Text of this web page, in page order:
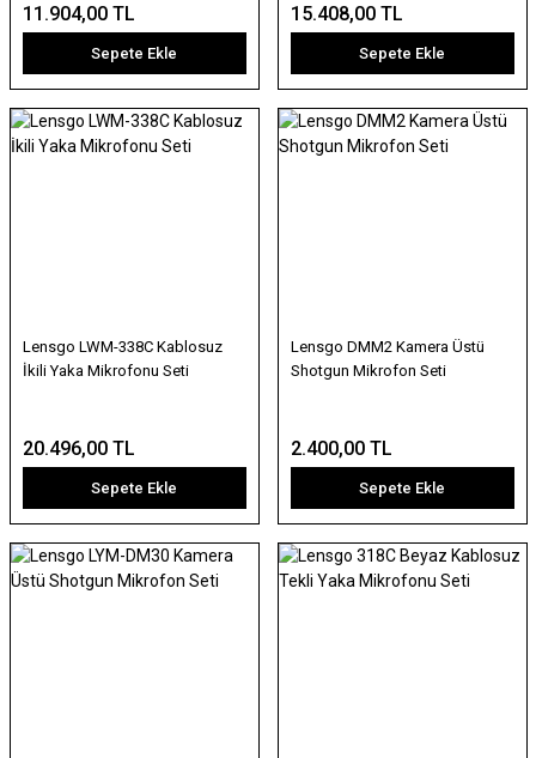
11.904,00 TL
Sepete Ekle
15.408,00 TL
Sepete Ekle
Lensgo LWM-338C Kablosuz
İkili Yaka Mikrofonu Seti
20.496,00 TL
Sepete Ekle
Lensgo DMM2 Kamera Üstü
Shotgun Mikrofon Seti
2.400,00 TL
Sepete Ekle